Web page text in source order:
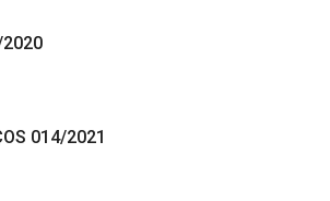
2020
014/2021